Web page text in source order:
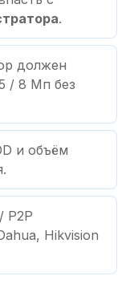
.
должен
/ 8 Мп без
и объём
P2P
Hikvision